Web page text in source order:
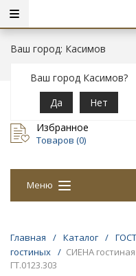
Ваш город: Касимов
Ваш город Касимов?
Да
Нет
Избранное
Товаров (0)
Меню
Главная / Каталог /
гостиных / СИЕНА
ГТ.0123.303